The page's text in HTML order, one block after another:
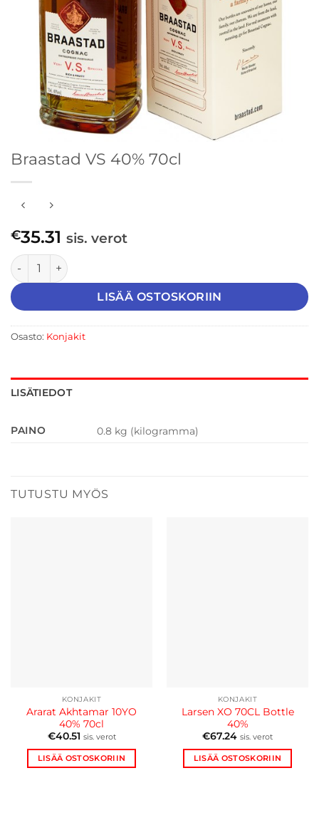
Braastad VS 40% 70cl
€35.31 sis. verot
Braastad VS 40% 70cl määrä
LISÄÄ OSTOSKORIIN
Osasto: Konjakit
LISÄTIEDOT
PAINO 0.8 kg (kilogramma)
TUTUSTU MYÖS
KONJAKIT
Ararat Akhtamar 10YO
40% 70cl
€40.51 sis. verot
LISÄÄ OSTOSKORIIN
KONJAKIT
Larsen XO 70CL Bottle
40%
€67.24 sis. verot
LISÄÄ OSTOSKORIIN